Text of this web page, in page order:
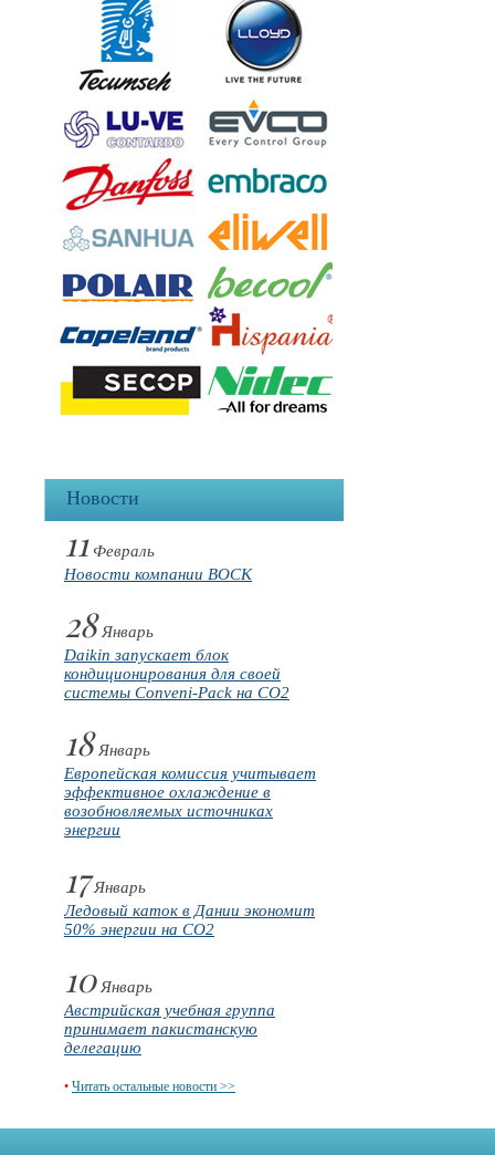
Новости
11 Февраль
Новости компании BOCK
28Январь
Daikin запускает блок
кондиционирования для своей
системы Conveni-Pack на CO2
18Январь
Европейская комиссия учитывает
эффективное охлаждение в
возобновляемых источниках
энергии
17Январь
Ледовый каток в Дании экономит
50% энергии на CO2
10Январь
Австрийская учебная группа
принимает пакистанскую
делегацию
• Читать остальные новости >>